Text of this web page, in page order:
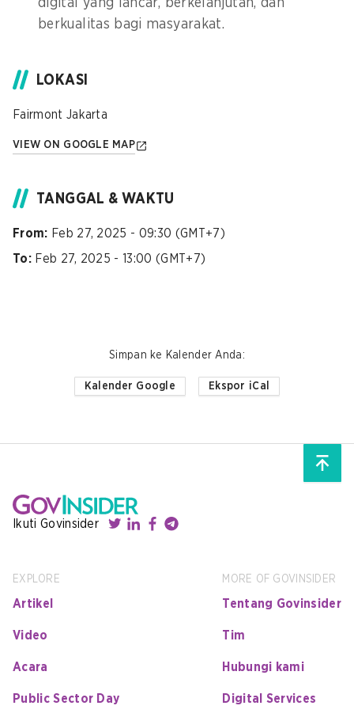
digital yang lancar, berkelanjutan, dan
berkualitas bagi masyarakat.
LOKASI
Fairmont Jakarta
VIEW ON GOOGLE MAP
TANGGAL & WAKTU
From: Feb 27, 2025 - 09:30 (GMT+7)
To: Feb 27, 2025 - 13:00 (GMT+7)
Simpan ke Kalender Anda :
Kalender Google Ekspor iCal
Ikuti Govinsider
EXPLORE
Artikel
Video
Acara
Public Sector Day
MORE OF GOVINSIDER
Tentang Govinsider
Tim
Hubungi kami
Digital Services